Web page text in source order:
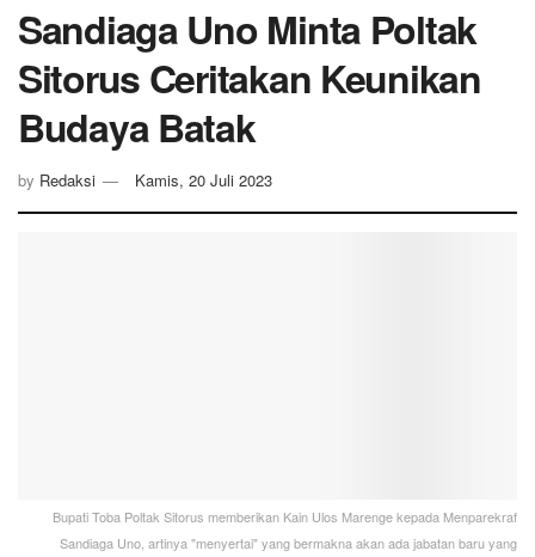
Sandiaga Uno Minta Poltak
Sitorus Ceritakan Keunikan
Budaya Batak
by Redaksi Kamis, 20 Juli 2023
Bupati Toba Poltak Sitorus memberikan Kain Ulos Marenge kepada Menparekraf
Sandiaga Uno, artinya "menyertai" yang bermakna akan ada jabatan baru yang